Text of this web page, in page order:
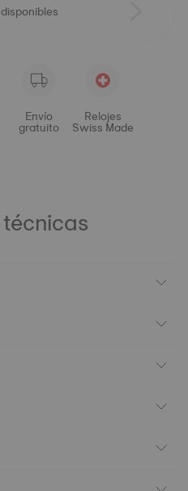
Envío
gratuito
Relojes
Swiss Made